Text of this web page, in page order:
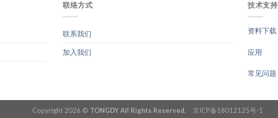
联络方式
联系我们
加入我们
技术支持
资料下载
应用
常见问题
Copyright 2026 © TONGDY All Rights Reserved. 京ICP备18012125号-1